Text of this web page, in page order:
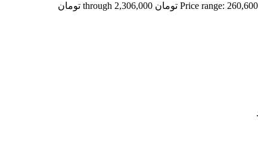
Price range: 260,600 تومان through 2,306,000 تومان